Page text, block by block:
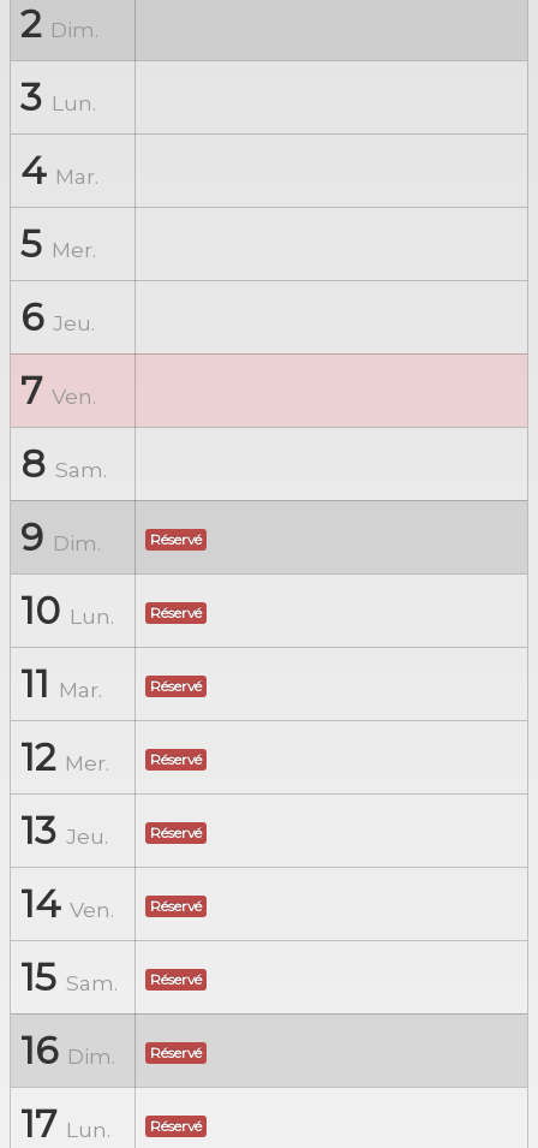
2 Dim.
3 Lun.
4 Mar.
5 Mer.
6 Jeu.
7 Ven.
8 Sam.
9 Dim. Réservé
10 Lun. Réservé
11 Mar. Réservé
12 Mer. Réservé
13 Jeu. Réservé
14 Ven. Réservé
15 Sam. Réservé
16 Dim. Réservé
17 Lun. Réservé